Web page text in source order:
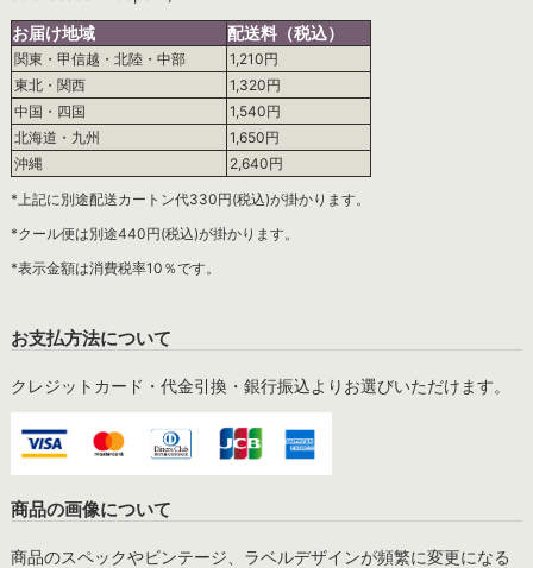
お届け地域
配送料（税込）
関東・甲信越・北陸・中部
1,210円
東北・関西
1,320円
中国・四国
1,540円
北海道・九州
1,650円
沖縄
2,640円
*上記に別途配送カートン代330円(税込)が掛かります。
*クール便は別途440円(税込)が掛かります。
*表示金額は消費税率10％です。
お支払方法について
クレジットカード・代金引換・銀行振込よりお選びいただけます。
商品の画像について
商品のスペックやビンテージ、ラベルデザインが頻繁に変更になる